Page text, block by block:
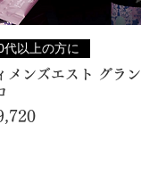
代以上の方に
メンズエスト グラン